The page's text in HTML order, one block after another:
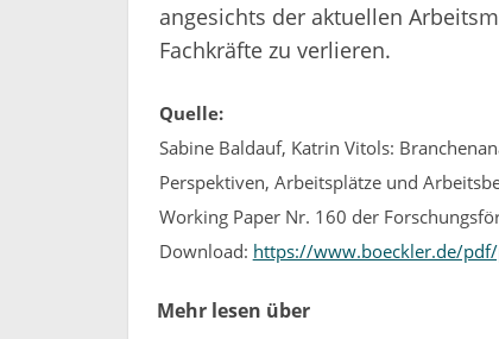
angesichts der aktuellen
Fachkräfte zu verlieren.
Quelle:
Sabine Baldauf, Katrin Vitols:
Perspektiven, Arbeitsplätze und
Working Paper Nr. 160 der
Download: https://www.boeckler.de/
Mehr lesen über